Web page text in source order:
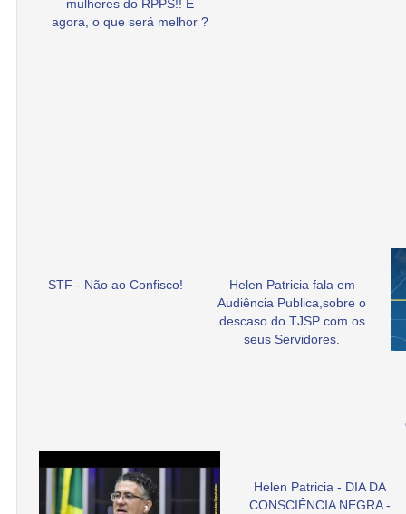
mulheres do RPPS!! E
agora, o que será melhor ?
STF - Não ao Confisco!
Helen Patricia fala em
Audiência Publica,sobre o
descaso do TJSP com os
seus Servidores.
Helen Patricia - DIA DA
CONSCIÊNCIA NEGRA -